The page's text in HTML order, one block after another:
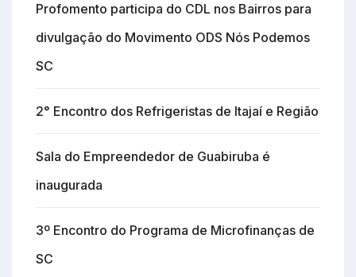
Profomento participa do CDL nos Bairros para
divulgação do Movimento ODS Nós Podemos
SC
2° Encontro dos Refrigeristas de Itajaí e Região
Sala do Empreendedor de Guabiruba é
inaugurada
3º Encontro do Programa de Microfinanças de
SC